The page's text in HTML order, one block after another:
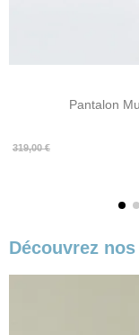
Pantalon
319,00 €
Prix
Prix
Découvrez